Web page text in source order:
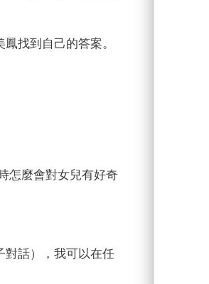
找到自己的答案。
怎麼會對女兒有好奇
對話），我可以在任